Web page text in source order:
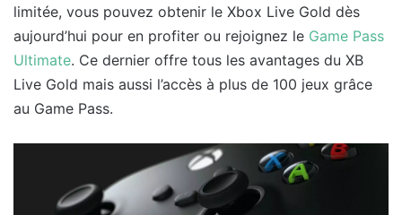
limitée, vous pouvez obtenir le Xbox Live Gold dès
aujourd’hui pour en profiter ou rejoignez le Game Pass
Ultimate. Ce dernier offre tous les avantages du XB
Live Gold mais aussi l’accès à plus de 100 jeux grâce
au Game Pass.